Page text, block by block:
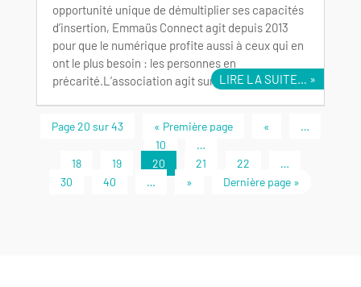
opportunité unique de démultiplier ses capacités
d’insertion, Emmaüs Connect agit depuis 2013
pour que le numérique profite aussi à ceux qui en
ont le plus besoin : les personnes en
précarité.L’association agit sur le terrain au…
LIRE LA SUITE…
Page 20 sur 43 « Première page «
…
10
…
18
19 20 21 22
…
30
40 … » Dernière page »